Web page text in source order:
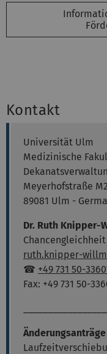
Kontakt
Universität Ulm
Medizinische
Meyerhofstraße
89081 Ulm -
Dr. Ruth Knipper-
ruth.knipper-
☎ +49 731 50-
Fax: +49 731 50-
Änderungsanträge